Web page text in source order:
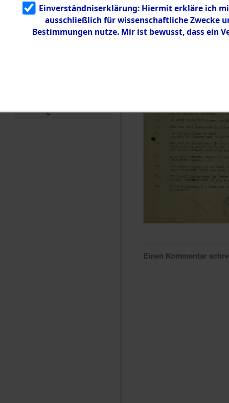
g
5.3.3
Todesmärsch
e
Einen Kommentar
Einverständniserklärung: Hiermit erkläre ich
ausschließlich für wissenschaftliche Zwecke
Bestimmungen nutze. Mir ist bewusst, dass ein